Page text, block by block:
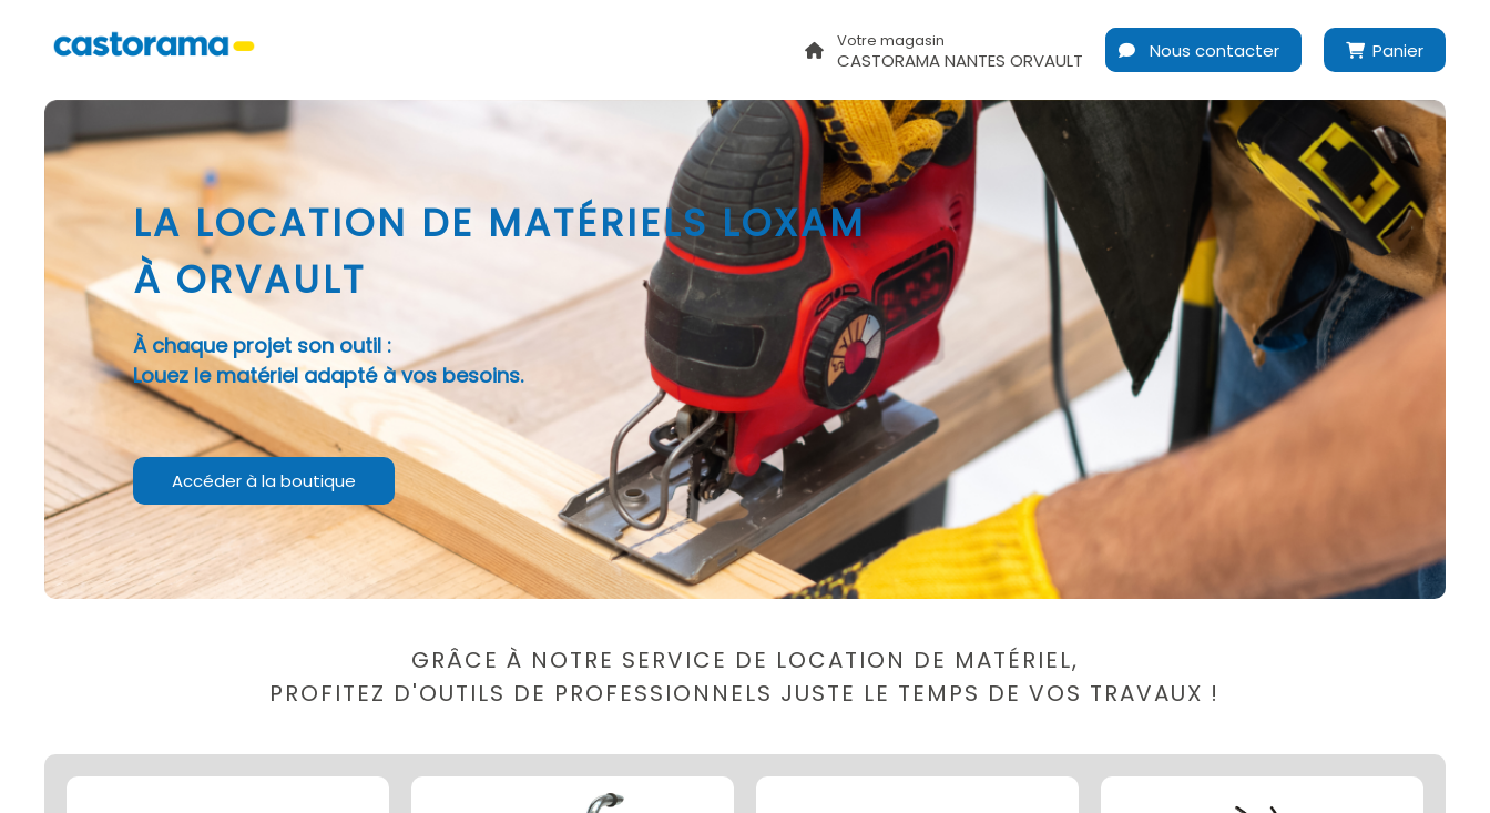
Votre magasin
CASTORAMA NANTES ORVAULT Nous contacter Panier
LA LOCATION DE MATÉRIELS LOXAM
À ORVAULT
À chaque projet son outil :
Louez le matériel adapté à vos besoins.
Accéder à la boutique
GRÂCE À NOTRE SERVICE DE LOCATION DE MATÉRIEL,
PROFITEZ D'OUTILS DE PROFESSIONNELS JUSTE LE TEMPS DE VOS TRAVAUX !